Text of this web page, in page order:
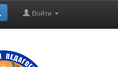
Войти